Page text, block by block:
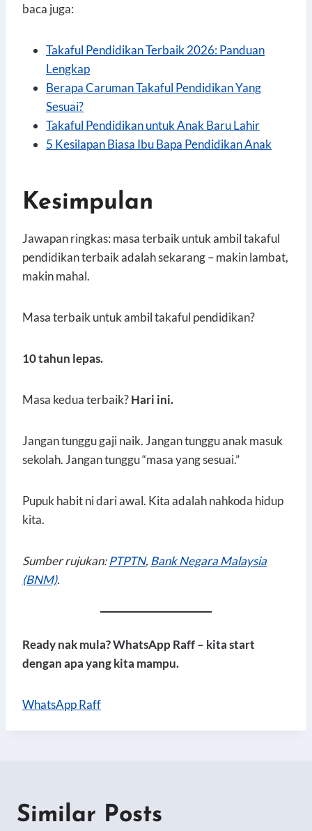
baca juga:
Takaful Pendidikan Terbaik 2026: Panduan
Lengkap
Berapa Caruman Takaful Pendidikan Yang
Sesuai?
Takaful Pendidikan untuk Anak Baru Lahir
5 Kesilapan Biasa Ibu Bapa Pendidikan Anak
Kesimpulan
Jawapan ringkas: masa terbaik untuk ambil takaful
pendidikan terbaik adalah sekarang – makin lambat,
makin mahal.
Masa terbaik untuk ambil takaful pendidikan?
10 tahun lepas.
Masa kedua terbaik?Hari ini.
Jangan tunggu gaji naik. Jangan tunggu anak masuk
sekolah. Jangan tunggu “masa yang sesuai.”
Pupuk habit ni dari awal. Kita adalah nahkoda hidup
kita.
Sumber rujukan:PTPTN, Bank Negara Malaysia
(BNM).
Ready nak mula? WhatsApp Raff – kita start
dengan apa yang kita mampu.
WhatsApp Raff
Similar Posts